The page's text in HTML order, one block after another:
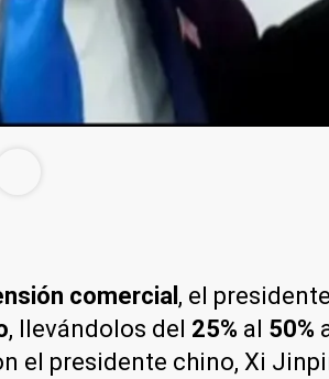
comercial , el
, llevándolos del 25% al 50%
el presidente chino, Xi